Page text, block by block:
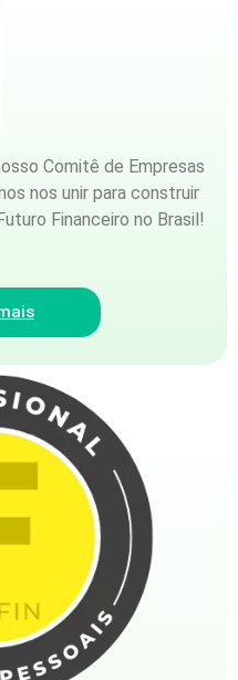
Comitê de Empresas
nos unir para construir
Financeiro no Brasil!